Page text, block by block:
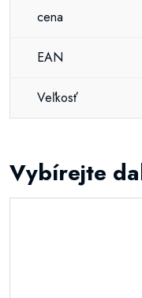
cena
EAN
Veľkosť
Vybírejte